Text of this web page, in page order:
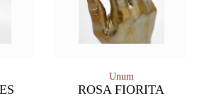
Unum
ROSA FIORITA